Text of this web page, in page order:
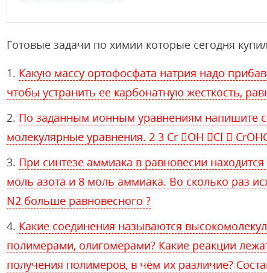
Готовые задачи по химии которые сегодня
Какую массу ортофосфата натрия надо
чтобы устранить ее карбонатную жесткость,
По заданным ионным уравнениям напишите
молекулярные уравнения. 2 3 Cr OH Cl 
При синтезе аммиака в равновесии
моль азота и 8 моль аммиака. Во сколько раз
N2 больше равновесного ?
Какие соединения называются
полимерами, олигомерами? Какие реакции
получения полимеров, в чём их различие?